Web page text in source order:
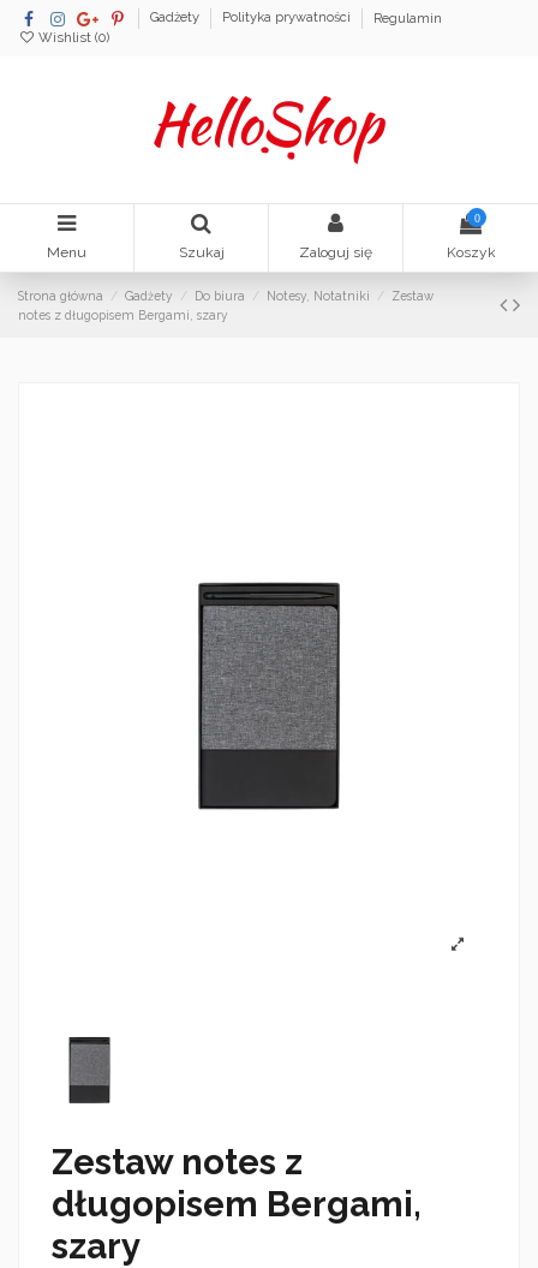
Gadżety Polityka prywatności
Regulamin
Wishlist (0)
Menu Szukaj Zaloguj się
0
Koszyk
Strona główna Gadżety Do biura Notesy, Notatniki
Zestaw
notes z długopisem Bergami, szary
Zestaw notes z
długopisem Bergami,
szary